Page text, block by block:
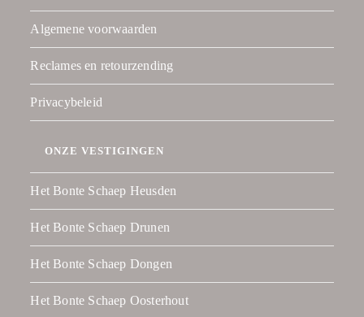
Algemene voorwaarden
Reclames en retourzending
Privacybeleid
ONZE VESTIGINGEN
Het Bonte Schaep Heusden
Het Bonte Schaep Drunen
Het Bonte Schaep Dongen
Het Bonte Schaep Oosterhout